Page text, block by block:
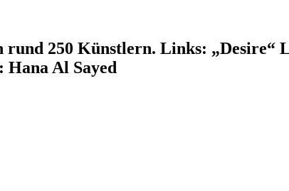
250 Künstlern. Links: „Desire“
Al Sayed